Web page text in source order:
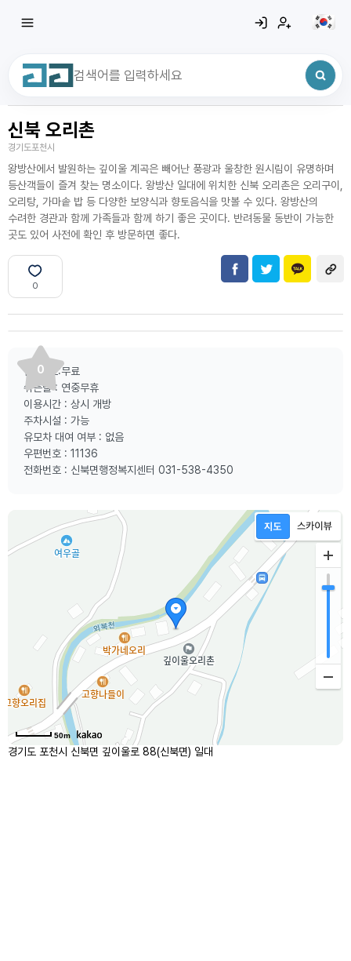
최근 검색어
신북 오리촌
경기도포천시
왕방산에서 발원하는 깊이울 계곡은 빼어난 풍광과 울창한 원시림이 유명하며
등산객들이 즐겨 찾는 명소이다. 왕방산 일대에 위치한 신북 오리촌은 오리구이,
오리탕, 가마솥 밥 등 다양한 보양식과 향토음식을 맛볼 수 있다. 왕방산의
수려한 경관과 함께 가족들과 함께 하기 좋은 곳이다. 반려동물 동반이 가능한
곳도 있어 사전에 확인 후 방문하면 좋다.
0
0
입 장 료:무료
쉬는날 : 연중무휴
이용시간 : 상시 개방
주차시설 : 가능
유모차 대여 여부 : 없음
우편번호 : 11136
전화번호 : 신북면행정복지센터 031-538-4350
50m
경기도 포천시 신북면 깊이울로 88(신북면) 일대